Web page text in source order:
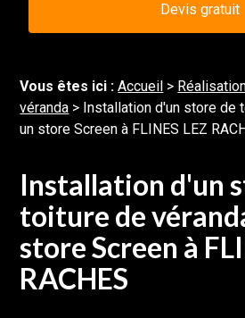
Devis gratuit
Vous êtes ici :Accueil >
véranda > Installation d'un store de
un store Screen à FLINES LEZ
Installation d'un
toiture de
store Screen à
RACHES